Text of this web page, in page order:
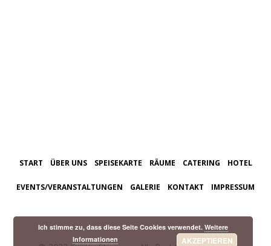
START ÜBER UNS SPEISEKARTE RÄUME CATERING HOTEL
EVENTS/VERANSTALTUNGEN GALERIE KONTAKT IMPRESSUM
Ich stimme zu, dass diese Seite Cookies verwendet.Weitere
Informationen
AKZEPTIEREN